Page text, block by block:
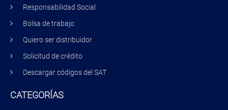
Responsabilidad Social
Bolsa de trabajo
Quiero ser distribuidor
Solicitud de crédito
Descargar códigos del SAT
CATEGORÍAS